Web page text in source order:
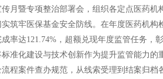
月暨专项整治部署会，组织各定点医药
筑牢医保基金安全防线。 在年度医药机构
率达121.74%，超额兑现年度监管任务，
准化建设与技术创新作为提升监管能力的
程案件查办规范，从线索受理到结案归